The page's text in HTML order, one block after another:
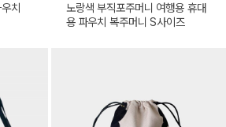
치
노랑색 부직포주머니 여행용 휴대
용 파우치 복주머니 S사이즈